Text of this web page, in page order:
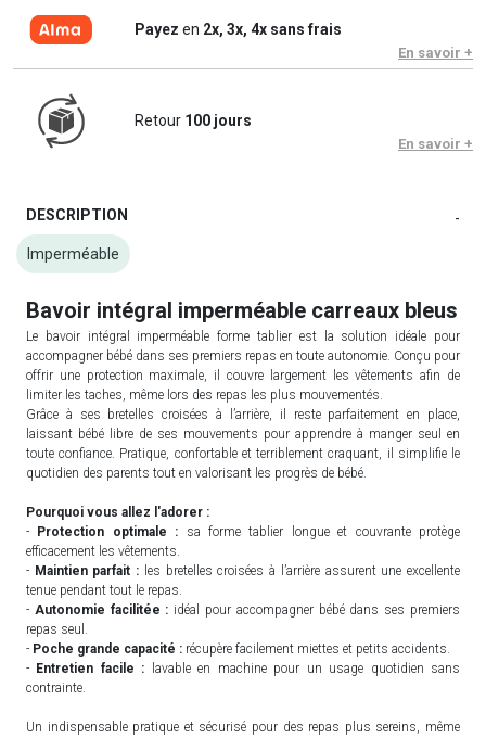
Payez en 2x, 3x, 4x sans frais
En savoir +
Retour 100 jours
En savoir +
DESCRIPTION -
Imperméable
Bavoir intégral imperméable carreaux bleus
Le bavoir intégral imperméable forme tablier est la solution idéale pour
accompagner bébé dans ses premiers repas en toute autonomie. Conçu pour
offrir une protection maximale, il couvre largement les vêtements afin de
limiter les taches, même lors des repas les plus mouvementés.
Grâce à ses bretelles croisées à l’arrière, il reste parfaitement en place,
laissant bébé libre de ses mouvements pour apprendre à manger seul en
toute confiance. Pratique, confortable et terriblement craquant, il simplifie le
quotidien des parents tout en valorisant les progrès de bébé.
Pourquoi vous allez l'adorer :
-
Protection optimale : sa forme tablier longue et couvrante protège
efficacement les vêtements.
- Maintien parfait : les bretelles croisées à l’arrière assurent une excellente
tenue pendant tout le repas.
- Autonomie facilitée : idéal pour accompagner bébé dans ses premiers
repas seul.
- Poche grande capacité : récupère facilement miettes et petits accidents.
- Entretien facile : lavable en machine pour un usage quotidien sans
contrainte.
Un indispensable pratique et sécurisé pour des repas plus sereins, même